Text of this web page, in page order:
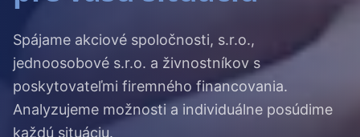
Spájame akciové spoločnosti, s.r.o.,
jednoosobové s.r.o. a živnostníkov s
poskytovateľmi firemného financovania.
Analyzujeme možnosti a individuálne posúdime
každú situáciu.